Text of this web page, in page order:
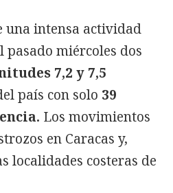
una intensa actividad
pasado miércoles dos
7,2 y 7,5
país con solo 39
Los movimientos
en Caracas y,
localidades costeras de